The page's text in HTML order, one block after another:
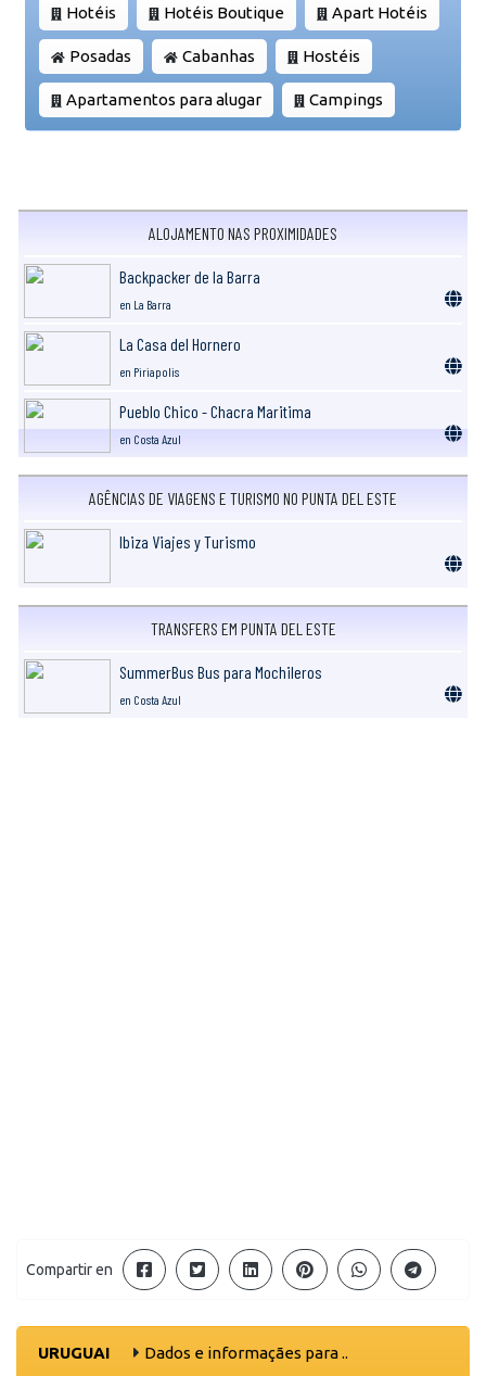
Hotéis Hotéis Boutique Apart Hotéis
Posadas Cabanhas Hostéis
Apartamentos para alugar Campings
ALOJAMENTO NAS PROXIMIDADES
Backpacker de la Barra
en La Barra
La Casa del Hornero
en Piriapolis
Pueblo Chico - Chacra Maritima
en Costa Azul
AGÊNCIAS DE VIAGENS E TURISMO NO PUNTA DEL ESTE
Ibiza Viajes y Turismo
TRANSFERS EM PUNTA DEL ESTE
SummerBus Bus para Mochileros
en Costa Azul
Compartir en
URUGUAI
Dados e informaçães para ..